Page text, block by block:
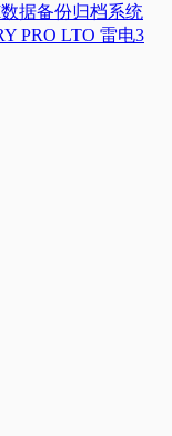
据备份归档系统
PRO LTO 雷电3